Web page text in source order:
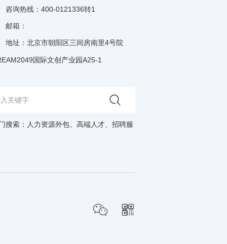
咨询热线：400-0121336转1
邮箱：
地址：北京市朝阳区三间房南里4号院
国际文创产业园A25-1
搜索： 人力资源外包 高端人才 招聘服